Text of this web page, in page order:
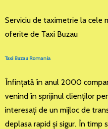
Serviciu de taximetrie la cele
oferite de Taxi Buzau
Taxi Buzau Romania
Înfinţată în anul 2000
venind în sprijinul clienţilor
interesaţi de un mijloc de
deplasa rapid şi sigur. În timp